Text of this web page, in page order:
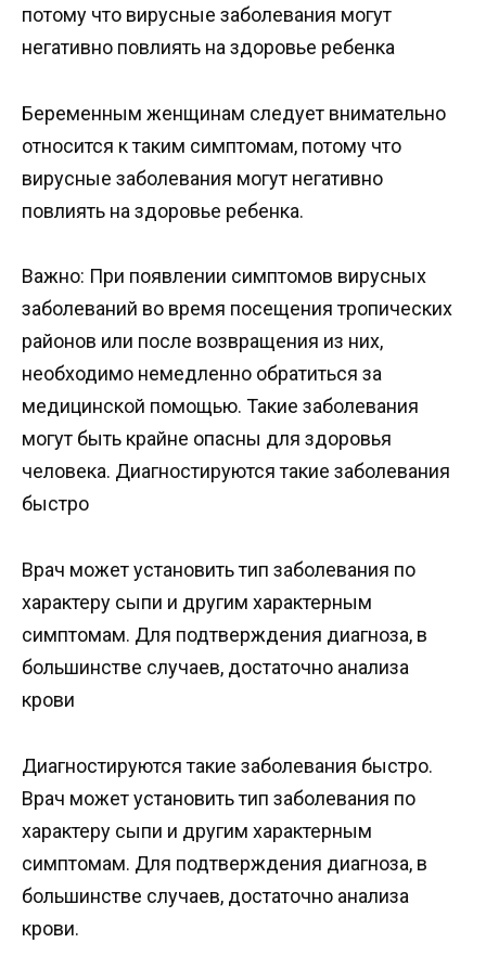
потому что вирусные заболевания могут
негативно повлиять на здоровье ребенка
Беременным женщинам следует внимательно
относится к таким симптомам, потому что
вирусные заболевания могут негативно
повлиять на здоровье ребенка.
Важно: При появлении симптомов вирусных
заболеваний во время посещения тропических
районов или после возвращения из них,
необходимо немедленно обратиться за
медицинской помощью. Такие заболевания
могут быть крайне опасны для здоровья
человека. Диагностируются такие заболевания
быстро
Врач может установить тип заболевания по
характеру сыпи и другим характерным
симптомам. Для подтверждения диагноза, в
большинстве случаев, достаточно анализа
крови
Диагностируются такие заболевания быстро.
Врач может установить тип заболевания по
характеру сыпи и другим характерным
симптомам. Для подтверждения диагноза, в
большинстве случаев, достаточно анализа
крови.